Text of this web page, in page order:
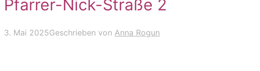
Pfarrer-Nick-Straße 2
3. Mai 2025Geschrieben von Anna Rogun